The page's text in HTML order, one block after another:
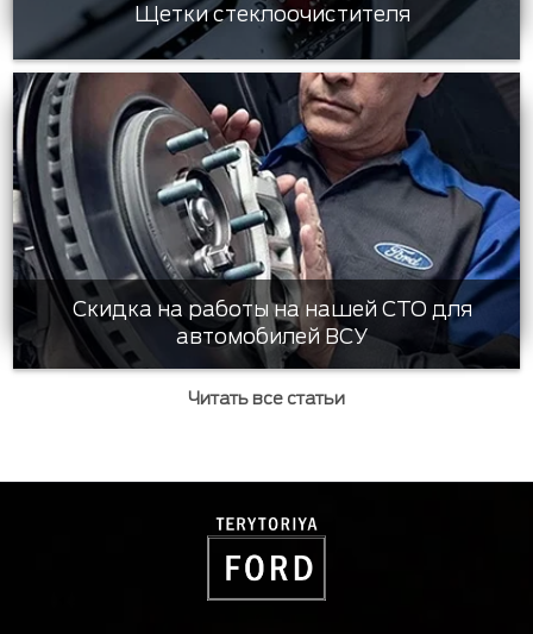
Щетки стеклоочистителя
Скидка на работы на нашей СТО для
автомобилей ВСУ
Читать все статьи